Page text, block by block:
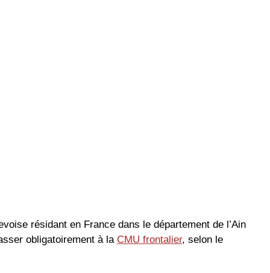
résidant en France dans le département de l’Ain
obligatoirement à la CMU frontalier, selon le